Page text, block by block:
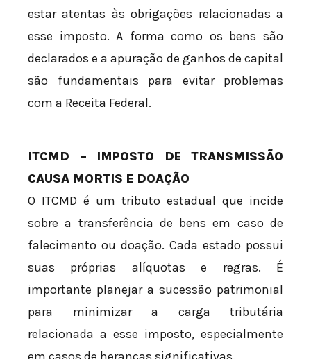
estar atentas às obrigações relacionadas a
esse imposto. A forma como os bens são
declarados e a apuração de ganhos de capital
são fundamentais para evitar problemas
com a Receita Federal.
ITCMD – IMPOSTO DE TRANSMISSÃO
CAUSA MORTIS E DOAÇÃO
O ITCMD é um tributo estadual que incide
sobre a transferência de bens em caso de
falecimento ou doação. Cada estado possui
suas próprias alíquotas e regras. É
importante planejar a sucessão patrimonial
para minimizar a carga tributária
relacionada a esse imposto, especialmente